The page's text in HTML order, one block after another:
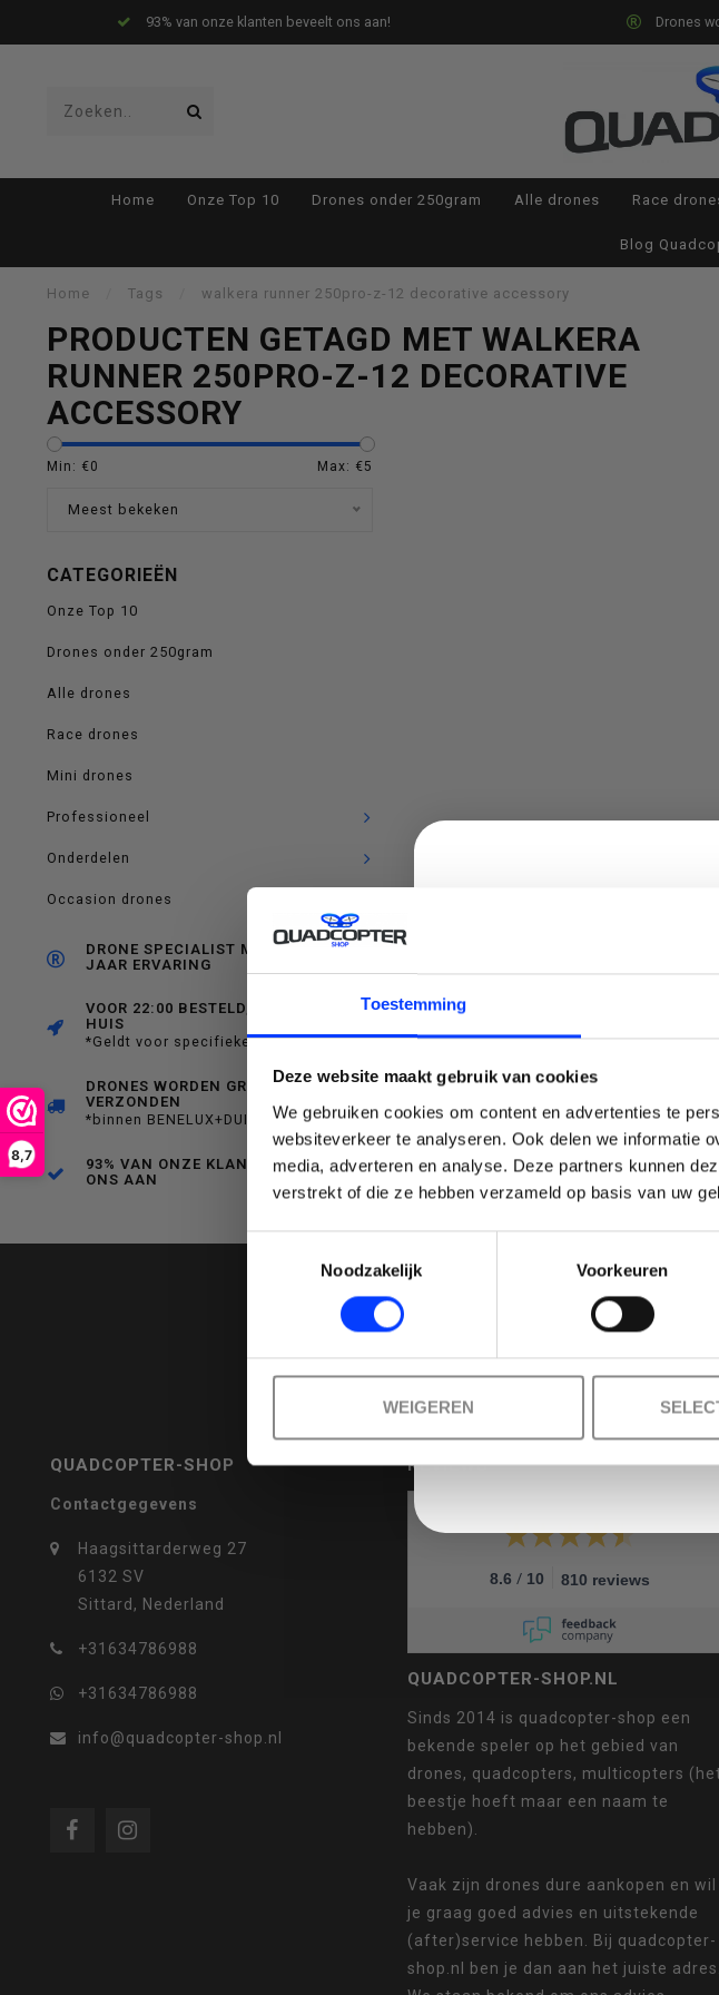
Toestemming
Deze website maakt gebruik van cookies
We gebruiken cookies om content en advertenties te
websiteverkeer te analyseren. Ook delen we informatie
media, adverteren en analyse. Deze partners kunnen
verstrekt of die ze hebben verzameld op basis van uw
Toestemmingsselectie
Noodzakelijk
Voorkeuren
WEIGEREN
8,7
93% van onze klanten beveelt ons aan! Drones
pijltjes
een
Home Onze Top 10 Drones onder 250gram Alle drones Race
Blog
Home Tags walkera runner 250pro-z-12 decorative accessory
PRODUCTEN GETAGD MET WALKERA
RUNNER 250PRO-Z-12 DECORATIVE
ACCESSORY
Min: €0 Max: €5
Meest bekeken
CATEGORIEËN
Onze Top 10
Drones onder 250gram
Alle drones
Race drones
Mini drones
Professioneel
Onderdelen
Occasion drones
DRONE SPECIALIST MET RUIM 10
JAAR ERVARING
VOOR 22:00 BESTELD, MORGEN IN
HUIS
*Geldt voor specifieke producten
DRONES WORDEN GRATIS
VERZONDEN
*binnen BENELUX+DUITSLAND
93% VAN ONZE KLANTEN BEVEELT
ONS AAN
MELD JE AAN
QUADCOPTER-SHOP
Contactgegevens
Haagsittarderweg 27
6132 SV
Sittard, Nederland
+31634786988
+31634786988
info@quadcopter-shop.nl
REVIEWS
8.6 / 10 810 reviews
QUADCOPTER-SHOP.NL
Sinds 2014 is quadcopter-shop een
bekende speler op het gebied van
drones, quadcopters, multicopters
beestje hoeft maar een naam te
hebben).
Vaak zijn drones dure aankopen en wil
je graag goed advies en uitstekende
(after)service hebben. Bij quadcopter-
shop.nl ben je dan aan het juiste adres.
CLAIM
Ontvang je
Minimale
Email